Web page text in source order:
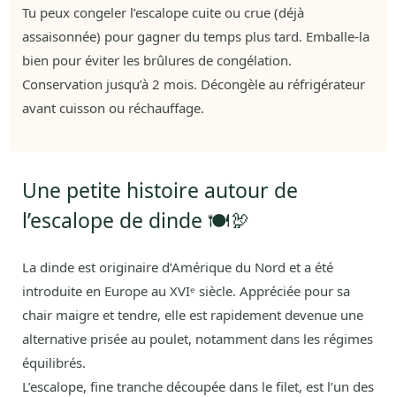
Tu peux congeler l’escalope cuite ou crue (déjà
assaisonnée) pour gagner du temps plus tard. Emballe-la
bien pour éviter les brûlures de congélation.
Conservation jusqu’à 2 mois. Décongèle au réfrigérateur
avant cuisson ou réchauffage.
Une petite histoire autour de
l’escalope de dinde 🍽️🦃
La dinde est originaire d’Amérique du Nord et a été
introduite en Europe au XVIᵉ siècle. Appréciée pour sa
chair maigre et tendre, elle est rapidement devenue une
alternative prisée au poulet, notamment dans les régimes
équilibrés.
L’escalope, fine tranche découpée dans le filet, est l’un des